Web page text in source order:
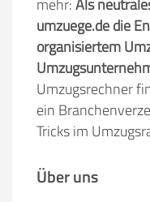
mehr:Als
umzuege.de die
organisiertem
Umzugsrechner
ein
Tricks im
Über uns